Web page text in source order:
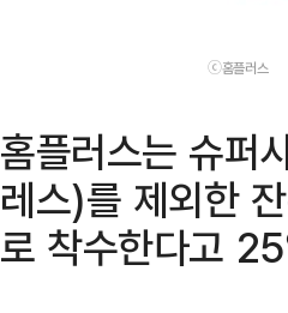
ⓒ홈플러스
홈플러스는 슈퍼
레스)를 제외한
로 착수한다고